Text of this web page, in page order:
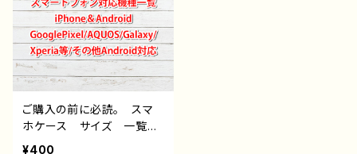
ご購入の前に必読。 スマ
ホケース サイズ 一覧
選び方 iPhoneケース A
¥400